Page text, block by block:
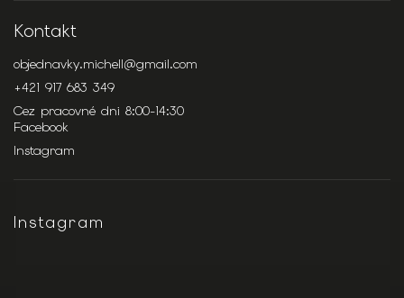
Kontakt
objednavky.michell@gmail.com
+421 917 683 349
Cez pracovné dni 8:00-14:30
Facebook
Instagram
Instagram